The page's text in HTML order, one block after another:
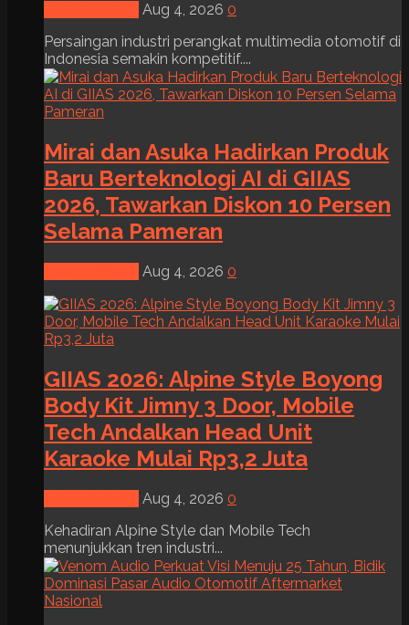
Aug 4, 2026 0
Persaingan industri perangkat multimedia otomotif di
Indonesia semakin kompetitif....
Mirai dan Asuka Hadirkan Produk
Baru Berteknologi AI di GIIAS
2026, Tawarkan Diskon 10 Persen
Selama Pameran
Aug 4, 2026 0
GIIAS 2026: Alpine Style Boyong
Body Kit Jimny 3 Door, Mobile
Tech Andalkan Head Unit
Karaoke Mulai Rp3,2 Juta
Aug 4, 2026 0
Kehadiran Alpine Style dan Mobile Tech
menunjukkan tren industri...